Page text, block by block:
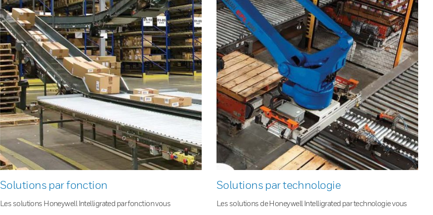
Solutions par fonction
Les solutions Honeywell Intelligrated par fonction vous
Solutions par technologie
Les solutions de Honeywell Intelligrated par technologie vous